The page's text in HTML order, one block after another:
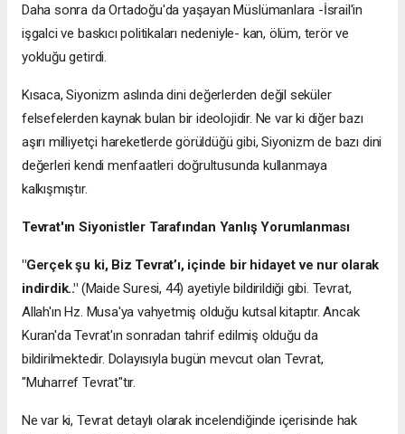
Daha sonra da Ortadoğu'da yaşayan Müslümanlara -İsrail'in
işgalci ve baskıcı politikaları nedeniyle- kan, ölüm, terör ve
yokluğu getirdi.
Kısaca, Siyonizm aslında dini değerlerden değil seküler
felsefelerden kaynak bulan bir ideolojidir. Ne var ki diğer bazı
aşırı milliyetçi hareketlerde görüldüğü gibi, Siyonizm de bazı dini
değerleri kendi menfaatleri doğrultusunda kullanmaya
kalkışmıştır.
Tevrat'ın Siyonistler Tarafından YanlışYorumlanması
"Gerçek şu ki, Biz Tevrat’ı, içinde bir hidayet ve nur olarak
indirdik.."(Maide Suresi, 44) ayetiyle bildirildiği gibi. Tevrat,
Allah'ın Hz. Musa'ya vahyetmiş olduğu kutsal kitaptır. Ancak
Kuran'da Tevrat'ın sonradan tahrif edilmiş olduğu da
bildirilmektedir. Dolayısıyla bugün mevcut olan Tevrat,
"Muharref Tevrat"tır.
Ne var ki, Tevrat detaylı olarak incelendiğinde içerisinde hak